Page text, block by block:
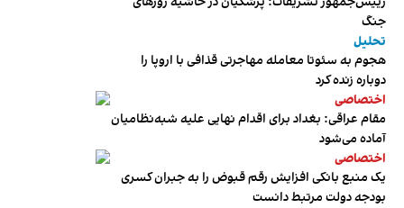
جنگ
تحلیل
هجوم به سئوتا معامله مهاجرتی قذافی با اروپا را
دوباره زنده کرد
اختصاصی
مقام عراقی: بغداد برای اقدام نهایی علیه شبه‌نظامیان
آماده می‌شود
اختصاصی
یک منبع بانکی افزایش رقم قبوض را به جبران کسری
بودجه دولت مرتبط دانست